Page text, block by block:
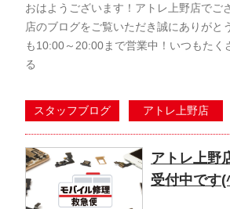
おはようございます！アトレ上野店でご
店のブログをご覧いただき誠にありがと
も10:00～20:00まで営業中！いつもたく
る
スタッフブログ アトレ上野店
アトレ上野
受付中です